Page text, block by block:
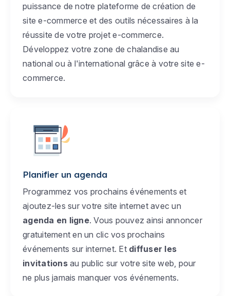
puissance de notre plateforme de création de
site e-commerce et des outils nécessaires à la
réussite de votre projet e-commerce.
Développez votre zone de chalandise au
national ou à l'international grâce à votre site e-
commerce.
Planifier un agenda
Programmez vos prochains événements et
ajoutez-les sur votre site internet avec un
agenda en ligne. Vous pouvez ainsi annoncer
gratuitement en un clic vos prochains
événements sur internet. Et diffuser les
invitationsau public sur votre site web, pour
ne plus jamais manquer vos événements.